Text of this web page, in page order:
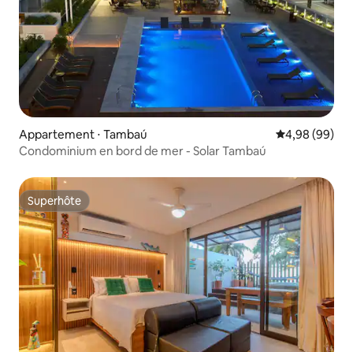
Appartement ⋅ Tambaú Évaluation
4,98 (99)
Condominium en bord de mer - Solar Tambaú
Superhôte
Superhôte